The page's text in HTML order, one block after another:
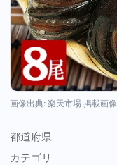
画像出典: 楽天市場 掲載画像
都道府県
カテゴリ